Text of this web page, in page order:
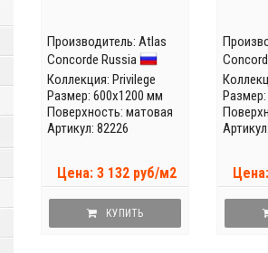
Производитель: Atlas
Concorde Russia
Коллекция: Privilege
Размер: 600x1200 мм
Поверхность: матовая
Артикул: 82226
Цена: 3 132 руб/м2
КУПИТЬ